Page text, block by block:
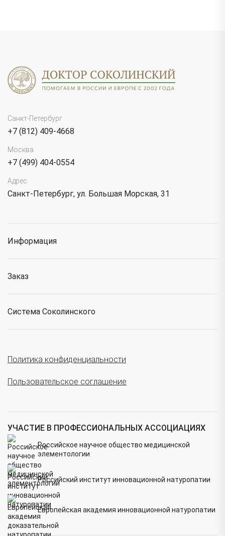
Санкт-Петербург
+7 (812) 409-4668
Москва
+7 (499) 404-0554
Адрес
Санкт-Петербург, ул. Большая Морская, 31
Информация
Заказ
Система Соколинского
Политика конфиденциальности
Пользовательское соглашение
УЧАСТИЕ В ПРОФЕССИОНАЛЬНЫХ АССОЦИАЦИЯХ
Российское научное общество медицинской
элементологии
Российский институт инновационной натуропатии
Европейская академия инновационной натуропатии